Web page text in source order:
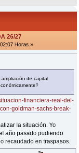
26/27
Horas »
de capital
financiera-real-del-
goldman-sachs-break-
la situación. Yo
año pasado pudiendo
recaudado en traspasos.